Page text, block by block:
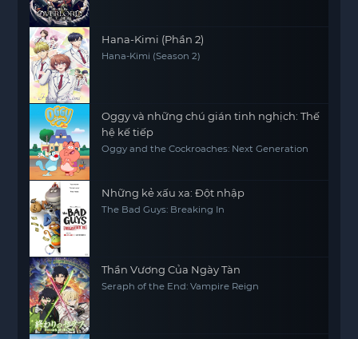
Hana-Kimi (Phần 2)
Hana-Kimi (Season 2)
Oggy và những chú gián tinh nghịch: Thế
hệ kế tiếp
Oggy and the Cockroaches: Next Generation
Những kẻ xấu xa: Đột nhập
The Bad Guys: Breaking In
Thần Vương Của Ngày Tàn
Seraph of the End: Vampire Reign